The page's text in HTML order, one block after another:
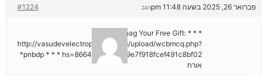
פברואר 26, 2025 בשעה 11:48 pm #1224 הגב
* * * Snag Your Free Gift:
http://vasudevelectroproject.com/upload/wcbmcq.php?
pnbdp * * * hs=8664c520642b9e7f918fcef491c8bf02*
אורח